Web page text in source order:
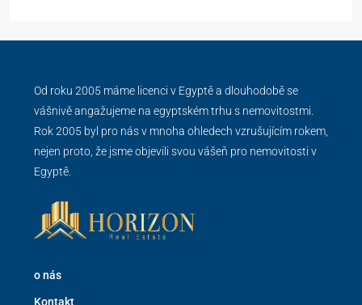
Od roku 2005 máme licenci v Egyptě a dlouhodobě se
vášnivě angažujeme na egyptském trhu s nemovitostmi.
Rok 2005 byl pro nás v mnoha ohledech vzrušujícím rokem,
nejen proto, že jsme objevili svou vášeň pro nemovitosti v
Egyptě.
o nás
Kontakt